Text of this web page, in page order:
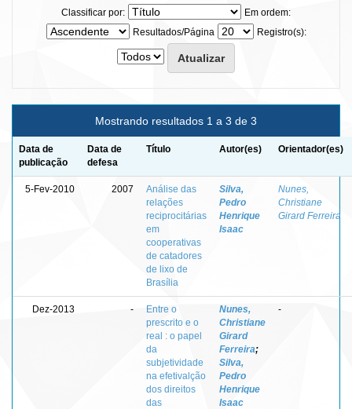
Classificar por:
Em ordem:
Resultados/Página
Registro(s):
Mostrando resultados 1 a 3 de 3
Data de
publicação
Data de
defesa
Título Autor(es) Orientador(es)
5-Fev-2010 2007
Análise das
relações
reciprocitárias
em
cooperativas
de catadores
de lixo de
Brasília
Silva,
Pedro
Henrique
Isaac
Nunes,
Christiane
Girard Ferreira
Dez-2013 -
Entre o
prescrito e o
real : o papel
da
subjetividade
na efetivalção
dos direitos
das
Nunes,
Christiane
Girard
Ferreira;
Silva,
Pedro
Henrique
Isaac
-